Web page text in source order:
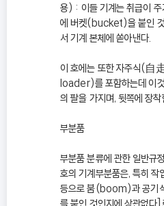
용) : 이들 기계는 취급이
에 버켓(bucket)을 붙인 것
서 기계 본체에 쏟아낸다.
이 호에는 또한 자주식(
loader)를 포함하는데 이
의 팔을 가지며, 뒷쪽에 장착
부분품
부분품 분류에 관한 일반
호의 기계부분품은, 특히
등으로 붐(boom)과 공기